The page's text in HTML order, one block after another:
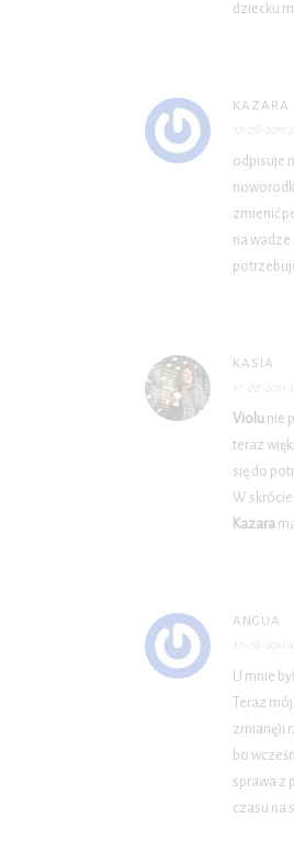
dziecku
KAZARA
odpisuje
zmienić
na
KASIA
Violu nie
teraz
się do
W
Kazara
ANGUA
U mnie
Teraz
zmianę)i
bo
sprawa z
czasu na